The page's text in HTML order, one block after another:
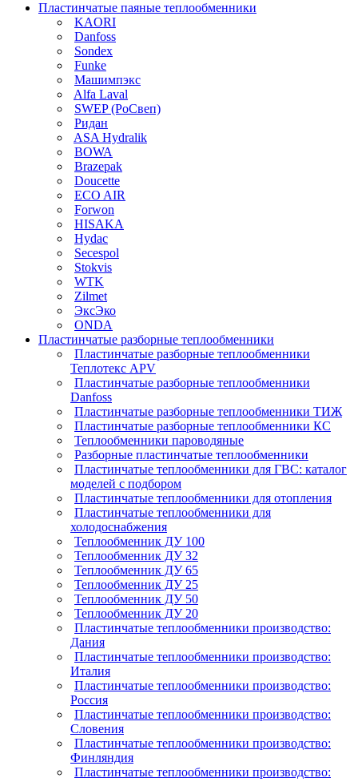
Пластинчатые паяные теплообменники
KAORI
Danfoss
Sondex
Funke
Машимпэкс
Alfa Laval
SWEP (РоСвеп)
Ридан
ASA Hydralik
BOWA
Brazepak
Doucette
ECO AIR
Forwon
HISAKA
Hydac
Secespol
Stokvis
WTK
Zilmet
ЭксЭко
ONDA
Пластинчатые разборные теплообменники
Пластинчатые разборные теплообменники
Теплотекс APV
Пластинчатые разборные теплообменники
Danfoss
Пластинчатые разборные теплообменники ТИЖ
Пластинчатые разборные теплообменники КC
Теплообменники пароводяные
Разборные пластинчатые теплообменники
Пластинчатые теплообменники для ГВС: каталог
моделей с подбором
Пластинчатые теплообменники для отопления
Пластинчатые теплообменники для
холодоснабжения
Теплообменник ДУ 100
Теплообменник ДУ 32
Теплообменник ДУ 65
Теплообменник ДУ 25
Теплообменник ДУ 50
Теплообменник ДУ 20
Пластинчатые теплообменники производство:
Дания
Пластинчатые теплообменники производство:
Италия
Пластинчатые теплообменники производство:
Россия
Пластинчатые теплообменники производство:
Словения
Пластинчатые теплообменники производство:
Финляндия
Пластинчатые теплообменники производство: